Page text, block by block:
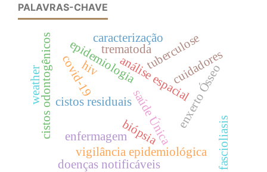
PALAVRAS-CHAVE
saúde Única
epidemiologia
vigilância epidemiológica
análise espacial
cistos residuais
cistos odontogênicos biópsia
enxerto Ósseo
tuberculose
doenças notificáveis
covid-19
fascioliasis
trematoda
weather
caracterização
enfermagem
hiv cuidadores